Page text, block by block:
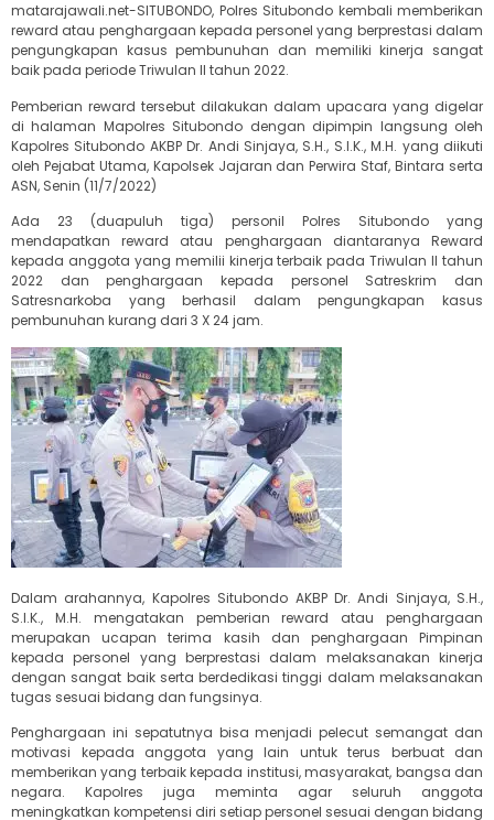
matarajawali.net-SITUBONDO, Polres Situbondo kembali memberikan
reward atau penghargaan kepada personel yang berprestasi dalam
pengungkapan kasus pembunuhan dan memiliki kinerja sangat
baik pada periode Triwulan II tahun 2022.
Pemberian reward tersebut dilakukan dalam upacara yang digelar
di halaman Mapolres Situbondo dengan dipimpin langsung oleh
Kapolres Situbondo AKBP Dr. Andi Sinjaya, S.H., S.I.K., M.H. yang diikuti
oleh Pejabat Utama, Kapolsek Jajaran dan Perwira Staf, Bintara serta
ASN, Senin (11/7/2022)
Ada 23 (duapuluh tiga) personil Polres Situbondo yang
mendapatkan reward atau penghargaan diantaranya Reward
kepada anggota yang memilii kinerja terbaik pada Triwulan II tahun
2022 dan penghargaan kepada personel Satreskrim dan
Satresnarkoba yang berhasil dalam pengungkapan kasus
pembunuhan kurang dari 3 X 24 jam.
Dalam arahannya, Kapolres Situbondo AKBP Dr. Andi Sinjaya, S.H.,
S.I.K., M.H. mengatakan pemberian reward atau penghargaan
merupakan ucapan terima kasih dan penghargaan Pimpinan
kepada personel yang berprestasi dalam melaksanakan kinerja
dengan sangat baik serta berdedikasi tinggi dalam melaksanakan
tugas sesuai bidang dan fungsinya.
Penghargaan ini sepatutnya bisa menjadi pelecut semangat dan
motivasi kepada anggota yang lain untuk terus berbuat dan
memberikan yang terbaik kepada institusi, masyarakat, bangsa dan
negara. Kapolres juga meminta agar seluruh anggota
meningkatkan kompetensi diri setiap personel sesuai dengan bidang